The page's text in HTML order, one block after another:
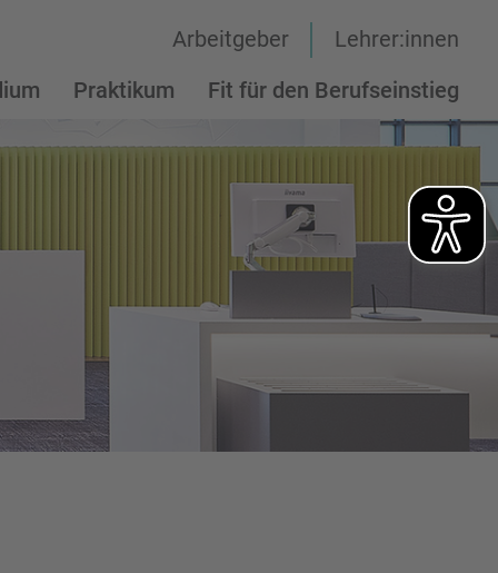
Praktikum Fit für den Berufseinstieg
Arbeitgeber Lehrer:innen